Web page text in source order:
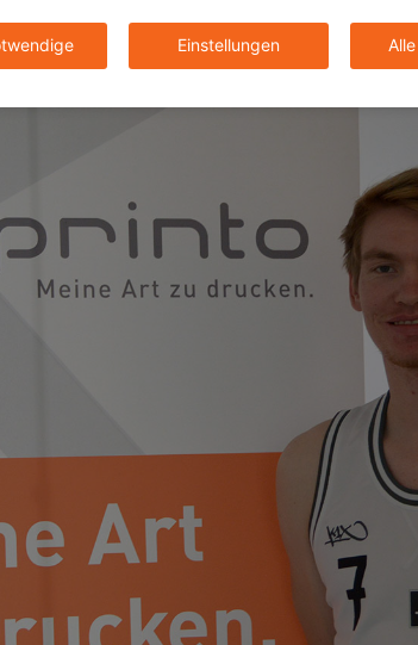
Denn wir sind auch in diesem Jahr wieder als
der Partie.